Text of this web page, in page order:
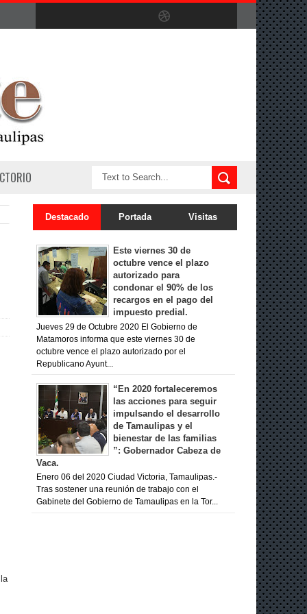
Destacado Portada Visitas
Este viernes 30 de
octubre vence el plazo
autorizado para
condonar el 90% de los
recargos en el pago del
impuesto predial.
Jueves 29 de Octubre 2020 El Gobierno de
Matamoros informa que este viernes 30 de
octubre vence el plazo autorizado por el
Republicano Ayunt...
“En 2020 fortaleceremos
las acciones para seguir
impulsando el desarrollo
de Tamaulipas y el
bienestar de las familias
”: Gobernador Cabeza de
Vaca.
Enero 06 del 2020 Ciudad Victoria, Tamaulipas.-
Tras sostener una reunión de trabajo con el
Gabinete del Gobierno de Tamaulipas en la Tor...